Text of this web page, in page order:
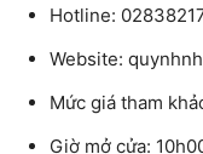
Hotline:
Website:
Mức giá tham
Giờ mở cửa: